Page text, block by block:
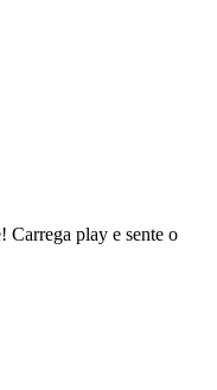
play e sente o